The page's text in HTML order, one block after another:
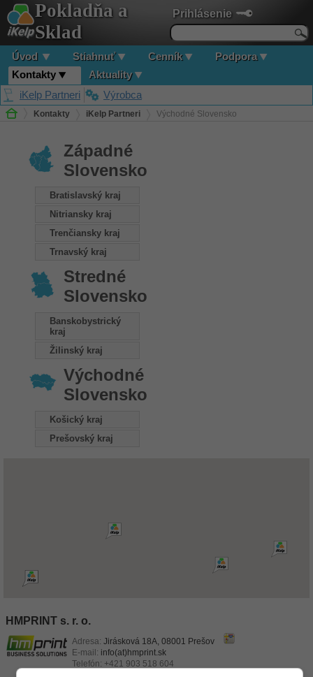
Prihlásenie
Pokladňa a
Sklad
Úvod Stiahnuť Cenník
Podpora
Kontakty
Aktuality
iKelp Partneri
Výrobca
Kontakty iKelp Partneri Východné Slovensko
Západné
Slovensko
Bratislavský kraj
Nitriansky kraj
Trenčiansky kraj
Trnavský kraj
Stredné
Slovensko
Banskobystrický
kraj
Žilinský kraj
Východné
Slovensko
Košický kraj
Prešovský kraj
HMPRINT s. r. o.
Adresa:Jirásková 18A, 08001 Prešov
E-mail: info(at)hmprint.sk
Telefón: +421 903 518 604